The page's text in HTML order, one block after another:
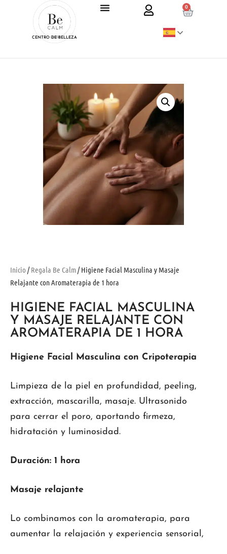
CENTRO DE BELLEZA
0
Inicio /Regala Be Calm/ Higiene Facial Masculina y Masaje
Relajante con Aromaterapia de 1 hora
HIGIENE FACIAL MASCULINA
Y MASAJE RELAJANTE CON
AROMATERAPIA DE 1 HORA
Higiene Facial Masculina con Cripoterapia
Limpieza de la piel en profundidad, peeling,
extracción, mascarilla, masaje. Ultrasonido
para cerrar el poro, aportando firmeza,
hidratación y luminosidad.
Duración: 1 hora
Masaje relajante
Lo combinamos con la aromaterapia, para
aumentar la relajación y experiencia sensorial,